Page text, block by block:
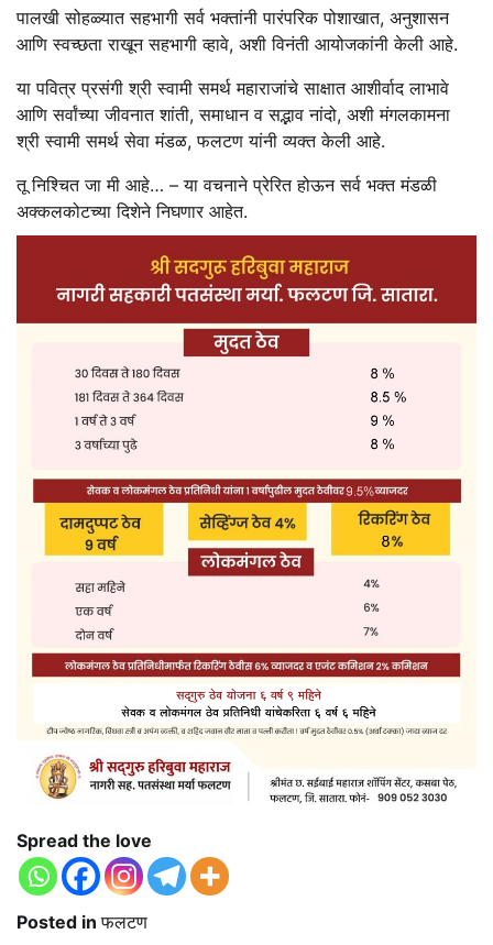
पालखी सोहळ्यात सहभागी सर्व भक्तांनी पारंपरिक पोशाखात, अनुशासन
आणि स्वच्छता राखून सहभागी व्हावे, अशी विनंती आयोजकांनी केली आहे.
या पवित्र प्रसंगी श्री स्वामी समर्थ महाराजांचे साक्षात आशीर्वाद लाभावे
आणि सर्वांच्या जीवनात शांती, समाधान व सद्भाव नांदो, अशी मंगलकामना
श्री स्वामी समर्थ सेवा मंडळ, फलटण यांनी व्यक्त केली आहे.
तू निश्चित जा मी आहे… – या वचनाने प्रेरित होऊन सर्व भक्त मंडळी
अक्कलकोटच्या दिशेने निघणार आहेत.
Spread the love
Posted inफलटण